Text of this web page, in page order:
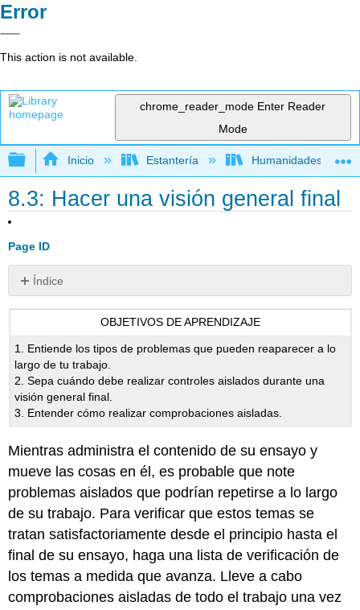
Error
This action is not available.
chrome_reader_mode Enter Reader
Mode
Expandir/contraer jerarquía global
Inicio Estantería Humanidades
8.3: Hacer una visión general final
Page ID
Índice
OBJETIVOS DE APRENDIZAJE
1. Entiende los tipos de problemas que pueden reaparecer a lo
largo de tu trabajo.
2. Sepa cuándo debe realizar controles aislados durante una
visión general final.
3. Entender cómo realizar comprobaciones aisladas.
Mientras administra el contenido de su ensayo y
mueve las cosas en él, es probable que note
problemas aislados que podrían repetirse a lo largo
de su trabajo. Para verificar que estos temas se
tratan satisfactoriamente desde el principio hasta el
final de su ensayo, haga una lista de verificación de
los temas a medida que avanza. Lleve a cabo
comprobaciones aisladas de todo el trabajo una vez